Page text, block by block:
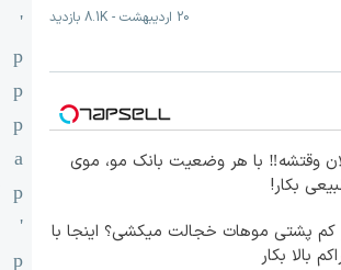
20 اردیبهشت -
8.1K بازدید
وقتشه‼️ با هر وضعیت بانک مو، موی
بکار!
کم پشتی موهات خجالت میکشی؟ اینجا با
بالا بکار